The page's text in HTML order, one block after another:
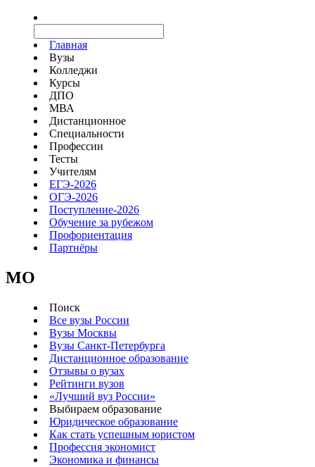
Главная
Вузы
Колледжи
Курсы
ДПО
МВА
Дистанционное
Специальности
Профессии
Тесты
Учителям
ЕГЭ-2026
ОГЭ-2026
Поступление-2026
Обучение за рубежом
Профориентация
Партнёры
MO
Поиск
Все вузы России
Вузы Москвы
Вузы Санкт-Петербурга
Дистанционное образование
Отзывы о вузах
Рейтинги вузов
«Лучший вуз России»
Выбираем образование
Юридическое образование
Как стать успешным юристом
Профессия экономист
Экономика и финансы